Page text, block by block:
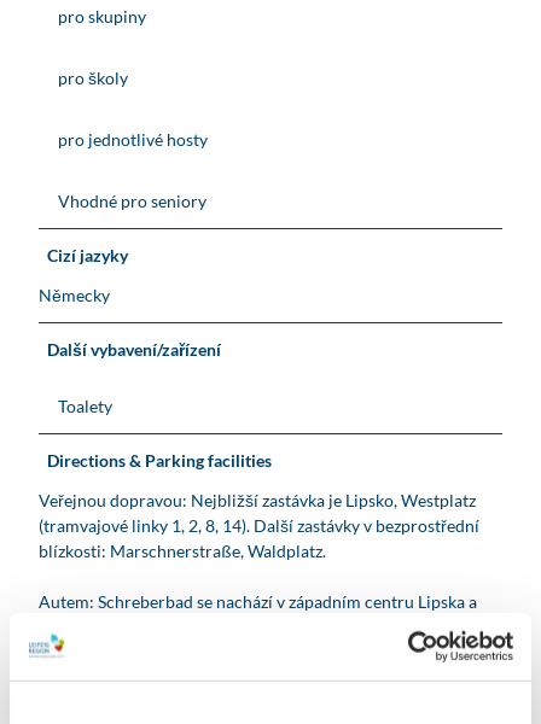
pro skupiny
pro školy
pro jednotlivé hosty
Vhodné pro seniory
Cizí jazyky
Německy
Další vybavení/zařízení
Toalety
Directions & Parking facilities
Veřejnou dopravou: Nejbližší zastávka je Lipsko, Westplatz
(tramvajové linky 1, 2, 8, 14). Další zastávky v bezprostřední
blízkosti: Marschnerstraße, Waldplatz.
Autem: Schreberbad se nachází v západním centru Lipska a
dostanete se k němu přes Willy-Brandt-Platz a Käthe-
Kollwitz-Straße.